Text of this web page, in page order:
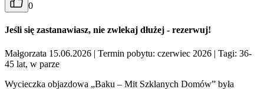
0
Jeśli się zastanawiasz, nie zwlekaj dłużej - rezerwuj!
Małgorzata 15.06.2026 | Termin pobytu: czerwiec 2026 | Tagi: 36-
45 lat, w parze
Wycieczka objazdowa „Baku – Mit Szklanych Domów” była